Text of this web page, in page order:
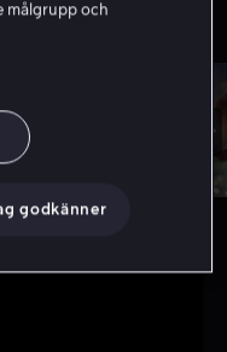
målgrupp och
godkänner